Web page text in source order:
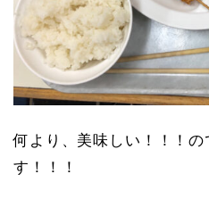
何より、美味しい！！！の
す！！！